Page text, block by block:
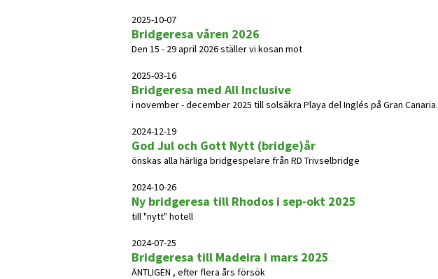
2025-10-07
Bridgeresa våren 2026
Den 15 - 29 april 2026 ställer vi kosan mot
2025-03-16
Bridgeresa med All Inclusive
i november - december 2025 till solsäkra Playa del Inglés på Gran Canaria.
2024-12-19
God Jul och Gott Nytt (bridge)år
önskas alla härliga bridgespelare från RD Trivselbridge
2024-10-26
Ny bridgeresa till Rhodos i sep-okt 2025
till "nytt" hotell
2024-07-25
Bridgeresa till Madeira i mars 2025
ÄNTLIGEN , efter flera års försök